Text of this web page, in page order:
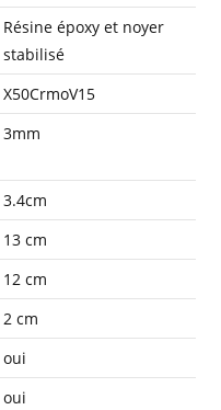
Résine époxy et noyer
stabilisé
X50CrmoV15
3mm
3.4cm
13 cm
12 cm
2 cm
oui
oui